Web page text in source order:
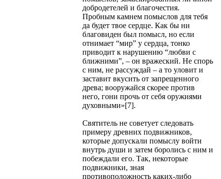
добродетелей и благочестия.
Пробным камнем помыслов для тебя
да будет твое сердце. Как бы ни
благовиден был помысл, но если
отнимает “мир” у сердца, тонко
приводит к нарушению “любви с
ближними”, – он вражеский. Не спорь
с ним, не рассуждай – а то уловит и
заставит вкусить от запрещенного
древа; вооружайся скорее против
него, гони прочь от себя оружиями
духовными»[7].
Святитель не советует следовать
примеру древних подвижников,
которые допускали помыслу войти
внутрь души и затем боролись с ним и
побеждали его. Так, некоторые
подвижники, зная
противоположность каких-либо